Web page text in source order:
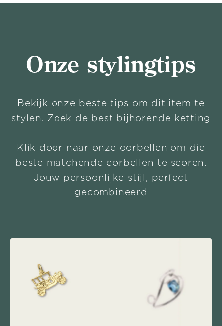
Onze stylingtips
Bekijk onze beste tips om dit item te
stylen. Zoek de best bijhorende ketting
Klik door naar onze oorbellen om die
beste matchende oorbellen te scoren.
Jouw persoonlijke stijl, perfect
gecombineerd